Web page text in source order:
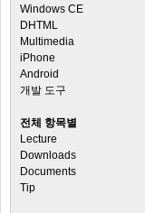
Windows CE
DHTML
Multimedia
iPhone
Android
개발 도구
전체 항목별
Lecture
Downloads
Documents
Tip